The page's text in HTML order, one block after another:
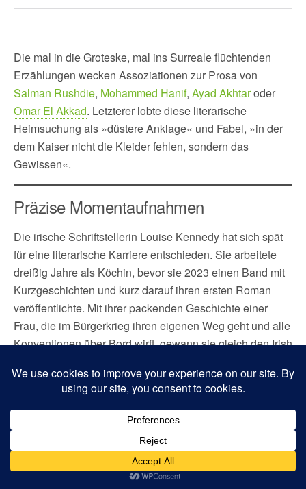
Die mal in die Groteske, mal ins Surreale flüchtenden
Erzählungen wecken Assoziationen zur Prosa von
Salman Rushdie, Mohammed Hanif, Ayad Akhtaroder
Omar El Akkad. Letzterer lobte diese literarische
Heimsuchung als »düstere Anklage« und Fabel, »in der
dem Kaiser nicht die Kleider fehlen, sondern das
Gewissen«.
Präzise Momentaufnahmen
Die irische Schriftstellerin Louise Kennedy hat sich spät
für eine literarische Karriere entschieden. Sie arbeitete
dreißig Jahre als Köchin, bevor sie 2023 einen Band mit
Kurzgeschichten und kurz darauf ihren ersten Roman
veröffentlichte. Mit ihrer packenden Geschichte einer
Frau, die im Bürgerkrieg ihren eigenen Weg geht und alle
Konventionen über Bord wirft, gewann sie gleich den Irish
Christian Oeser unter dem Titel »Übertretung« übersetzte
Debüt wurde außerdem mit dem Erstlingspreis beim
British Book Award ausgezeichnet und auf die Shortlist